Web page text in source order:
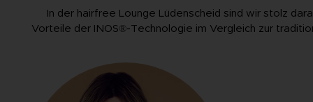
In der hairfree Lounge Lüdenscheid sind wir stolz
Vorteile der INOS®-Technologie im Vergleich zur